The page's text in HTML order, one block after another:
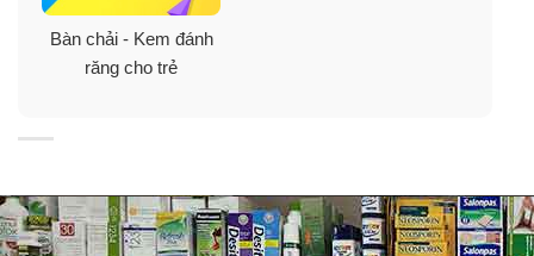
Bàn chải - Kem đánh
răng cho trẻ